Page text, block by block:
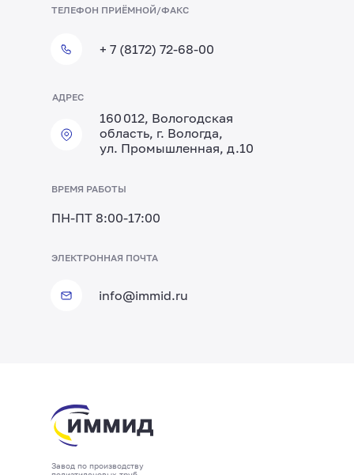
ПН-ПТ 8:00-17:00
ВРЕМЯ РАБОТЫ
+ 7 (8172) 72-68-00
ТЕЛЕФОН ПРИЁМНОЙ/ФАКС
160 012, Вологодская
область, г. Вологда,
ул. Промышленная, д.10
АДРЕС
info@immid.ru
ЭЛЕКТРОННАЯ ПОЧТА
Производство
в Соколе
Производство
в Ворсино
АДРЕС
Представительство
в СПб
Представительство
в Москве
ИммидСтрой
Вологда
Завод по производству